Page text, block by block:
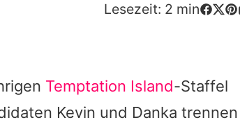
Lesezeit: 2 min
Temptation Island-Staffel
Kevin und Danka trennen